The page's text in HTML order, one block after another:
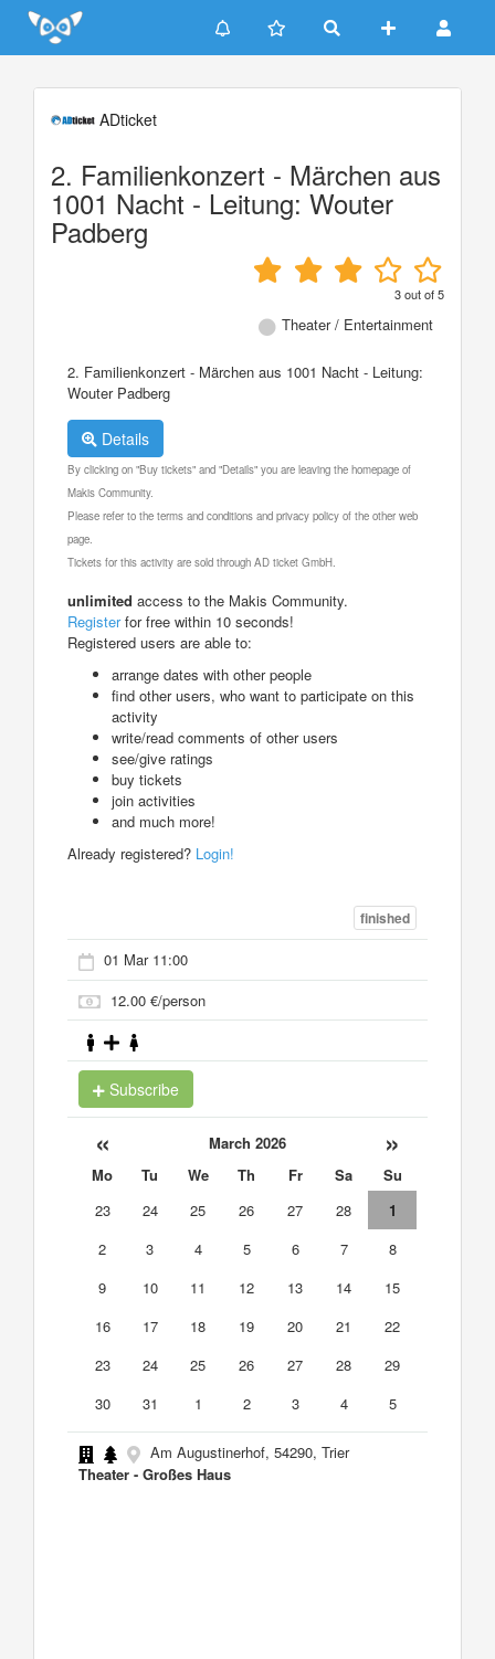
Update cookies preferences
ADticket
2. Familienkonzert - Märchen aus
1001 Nacht - Leitung: Wouter
Padberg
3out of5
Theater / Entertainment
2. Familienkonzert - Märchen aus 1001 Nacht - Leitung:
Wouter Padberg
Details
By clicking on "Buy tickets" and "Details" you are leaving the homepage of
Makis Community.
Please refer to the terms and conditions and privacy policy of the other web
page.
Tickets for this activity are sold through AD ticket GmbH.
unlimited access to the Makis Community.
Registerfor free within 10 seconds!
Registered users are able to:
arrange dates with other people
find other users, who want to participate on this
activity
write/read comments of other users
see/give ratings
buy tickets
join activities
and much more!
Already registered? Login!
finished
01 Mar 11:00
12.00 €/person
Subscribe
« March 2026 »
Mo Tu We Th Fr Sa
Su
23
24 25 26 27 28
1
2
3 4 5 6 7
8
9
10 11 12 13 14
15
16
17 18 19 20 21
22
23
24 25 26 27 28
29
30
31 1 2 3 4 5
Am Augustinerhof, 54290, Trier
Theater - Großes Haus